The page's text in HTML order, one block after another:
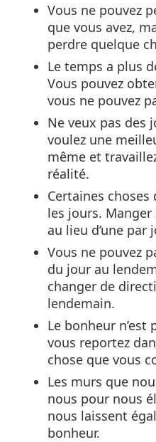
Vous ne pouvez
que vous avez,
perdre quelque
Le temps a plus
Vous pouvez
vous ne pouvez
Ne veux pas des
voulez une
même et
réalité.
Certaines
les jours.
au lieu d’une
Vous ne pouvez
du jour au
changer de
lendemain.
Le bonheur n’est
vous reportez
chose que vous
Les murs que
nous pour nous
nous laissent
bonheur.